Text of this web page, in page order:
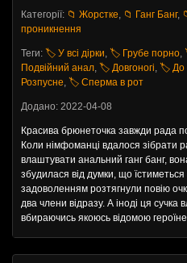
Категорії: 📁 Жорстке, 📁 Ганг Банг,
проникнення
Теги: 🏷️ У всі дірки, 🏷️ Грубе порно,
Подвійний анал, 🏷️ Довгоногі, 🏷️ До
Розпусне, 🏷️ Сперма в рот
Додано: 2022-04-08
Красива брюнеточка завжди рада
Коли німфоманці вдалося зібрати
влаштувати анальний ганг банг,
збудилася від думки, що
задоволенням розтягнули повію
два члени відразу. А іноді ця сучка
вбираючись якоюсь відомою